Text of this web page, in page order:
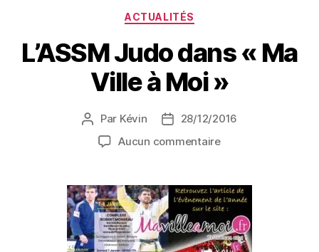
ACTUALITÉS
L’ASSM Judo dans « Ma
Ville à Moi »
Par Kévin
28/12/2016
Aucun commentaire